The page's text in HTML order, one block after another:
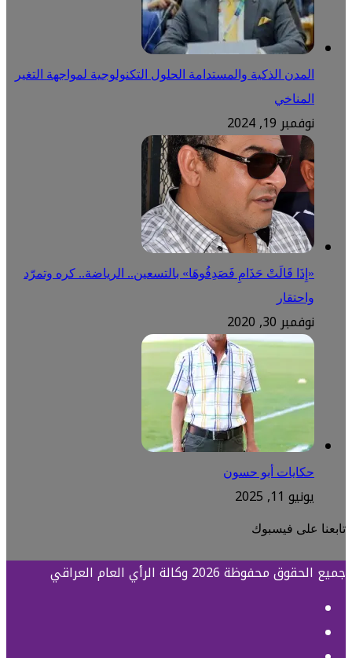
المدن الذكية والمستدامة الحلول التكنولوجية لمواجهة التغير
المناخي
نوفمبر 19, 2024
«إِذَا قَالَتْ حَذَامِ فَصَدِقُوهَا» بالتسعين.. الرياضة.. كره وتمرّد
واحتقار
نوفمبر 30, 2020
حكايات أبو حسون
يونيو 11, 2025
تابعنا على فيسبوك
جميع الحقوق محفوظة 2026 وكالة الرأي العام العراقي